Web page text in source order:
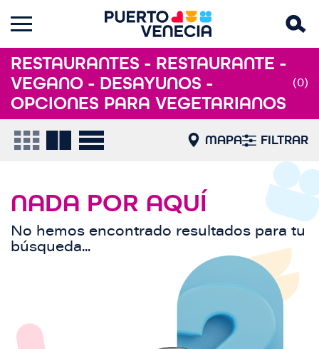
RESTAURANTES - RESTAURANTE -
VEGANO - DESAYUNOS -
OPCIONES PARA VEGETARIANOS
(0)
MAPA FILTRAR
NADA POR AQUÍ
No hemos encontrado resultados para tu
búsqueda...